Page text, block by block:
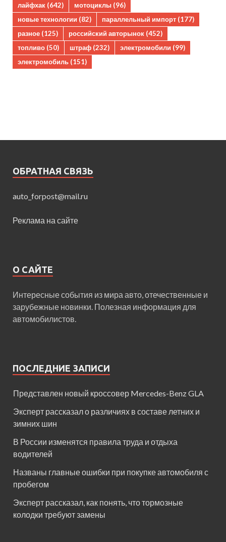
лайфхак (642) мотоциклы (96)
новые технологии (82) параллельный импорт (177)
разное (125) российский авторынок (452)
топливо (50) штраф (232) электромобили (99)
электромобиль (151)
ОБРАТНАЯ СВЯЗЬ
auto_forpost@mail.ru
Реклама на сайте
О САЙТЕ
Интересные события из мира авто, отечественные и
зарубежные новинки. Полезная информация для
автомобилистов.
ПОСЛЕДНИЕ ЗАПИСИ
Представлен новый кроссовер Mercedes-Benz GLA
Эксперт рассказал о различиях в составе летних и
зимних шин
В России изменятся правила труда и отдыха
водителей
Названы главные ошибки при покупке автомобиля с
пробегом
Эксперт рассказал, как понять, что тормозные
колодки требуют замены